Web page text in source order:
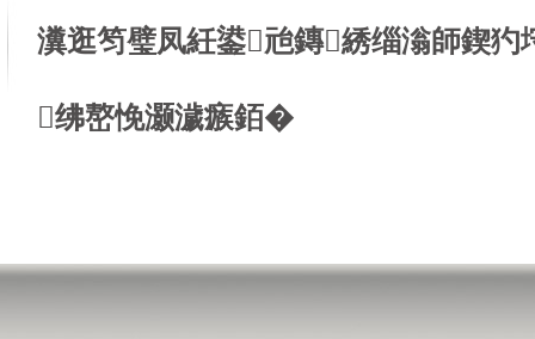
瀵逛笉璧凤紝鍙兘鏄綉缁滃師鍥犳
绋嶅悗灏濊瘯銆�